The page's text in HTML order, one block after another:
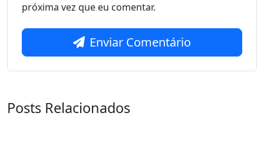
próxima vez que eu comentar.
Enviar Comentário
Posts Relacionados